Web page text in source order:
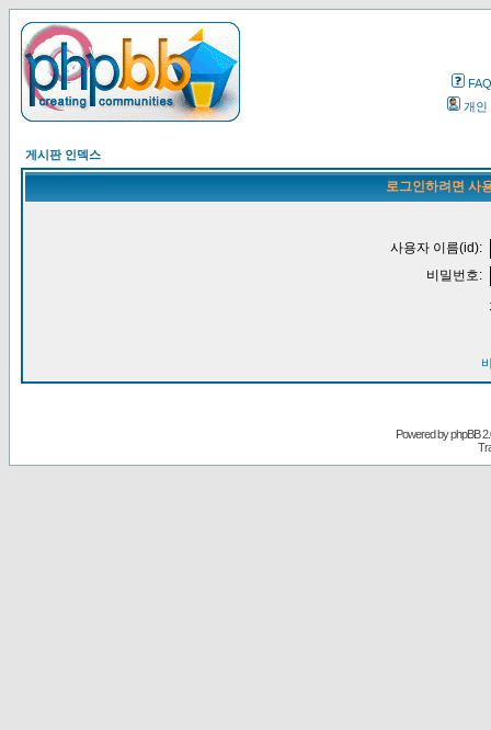
FAQ
개인
게시판 인덱스
로그인하려면 사
사용자 이름(id):
비밀번호:
Powered byphpBB